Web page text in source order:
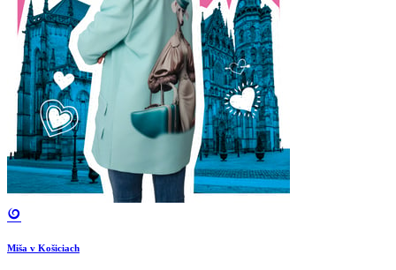
Miša v Košiciach